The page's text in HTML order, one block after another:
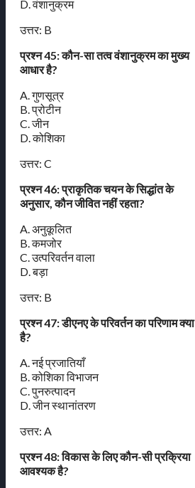
D. वंशानुक्रम
उत्तर: B
प्रश्न 45: कौन-सा तत्व वंशानुक्रम का मुख्य
आधार है?
A. गुणसूत्र
B. प्रोटीन
C. जीन
D. कोशिका
उत्तर: C
प्रश्न 46: प्राकृतिक चयन के सिद्धांत के
अनुसार, कौन जीवित नहीं रहता?
A. अनुकूलित
B. कमजोर
C. उत्परिवर्तन वाला
D. बड़ा
उत्तर: B
प्रश्न 47: डीएनए के परिवर्तन का परिणाम क्या
है?
A. नई प्रजातियाँ
B. कोशिका विभाजन
C. पुनरुत्पादन
D. जीन स्थानांतरण
उत्तर: A
प्रश्न 48: विकास के लिए कौन-सी प्रक्रिया
आवश्यक है?